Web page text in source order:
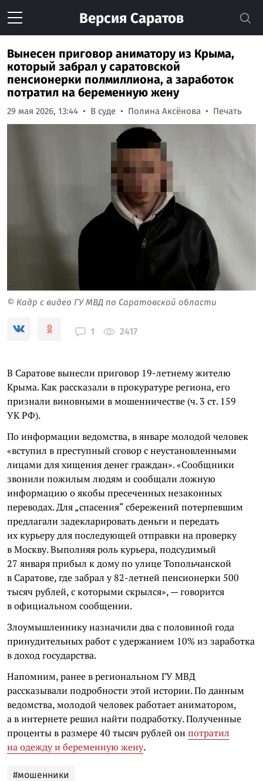
Версия Саратов
Вынесен приговор аниматору из Крыма,
который забрал у саратовской
пенсионерки полмиллиона, а заработок
потратил на беременную жену
29 мая 2026, 13:44 В суде Полина Аксёнова Печать
© Кадр с видео ГУ МВД по Саратовской области
1 2417
В Саратове вынесли приговор 19-летнему жителю
Крыма. Как рассказали в прокуратуре региона, его
признали виновными в мошенничестве (ч. 3 ст. 159
УК РФ).
По информации ведомства, в январе молодой человек
«вступил в преступный сговор с неустановленными
лицами для хищения денег граждан». «Сообщники
звонили пожилым людям и сообщали ложную
информацию о якобы пресеченных незаконных
переводах. Для „спасения“ сбережений потерпевшим
предлагали задекларировать деньги и передать
их курьеру для последующей отправки на проверку
в Москву. Выполняя роль курьера, подсудимый
27 января прибыл к дому по улице Топольчанской
в Саратове, где забрал у 82-летней пенсионерки 500
тысяч рублей, с которыми скрылся», — говорится
в официальном сообщении.
Злоумышленнику назначили два с половиной года
принудительных работ с удержанием 10% из заработка
в доход государства.
Напомним, ранее в региональном ГУ МВД
рассказывали подробности этой истории. По данным
ведомства, молодой человек работает аниматором,
а в интернете решил найти подработку. Полученные
проценты в размере 40 тысяч рублей он потратил
на одежду и беременную жену.
#мошенники